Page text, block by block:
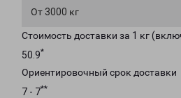
От 3000 кг
Стоимость доставки за 1 кг
50.9*
Ориентировочный срок доставки
7 - 7**